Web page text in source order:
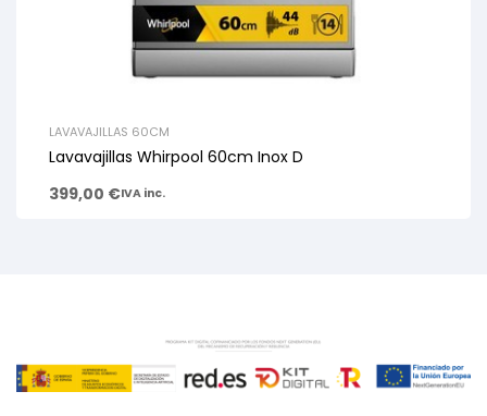
LAVAVAJILLAS 60CM
Lavavajillas Whirpool 60cm Inox D
399,00 €IVA inc.